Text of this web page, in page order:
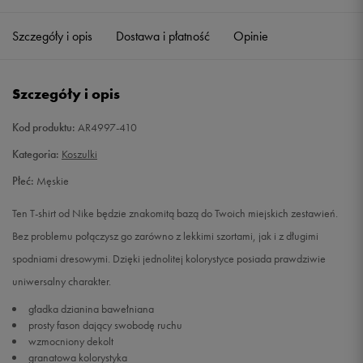
S Powiadom o dostępności
XL Powiadom o dostępności
Szczegóły i opis Dostawa i płatność Opinie
Szczegóły i opis
Kod produktu: AR4997-410
Kategoria: Koszulki
Płeć: Męskie
Ten T-shirt od Nike będzie znakomitą bazą do Twoich miejskich zestawień.
Bez problemu połączysz go zarówno z lekkimi szortami, jak i z długimi
spodniami dresowymi. Dzięki jednolitej kolorystyce posiada prawdziwie
uniwersalny charakter.
gładka dzianina bawełniana
prosty fason dający swobodę ruchu
wzmocniony dekolt
granatowa kolorystyka